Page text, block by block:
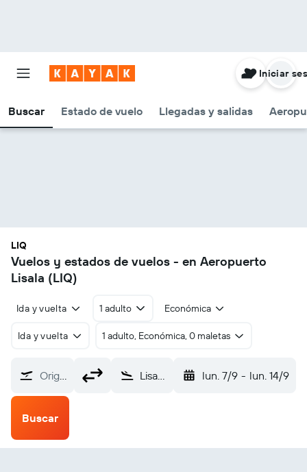
Buscar Estado de vuelo Llegadas y salidas
Iniciar
LIQ
Vuelos y estados de vuelos - en Aeropuerto
Lisala (LIQ)
Ida y vuelta 1 adulto Económica
Ida y vuelta 1 adulto, Económica, 0 maletas
Origen Lisala (LIQ) lun. 7/9 - lun. 14/9
Buscar